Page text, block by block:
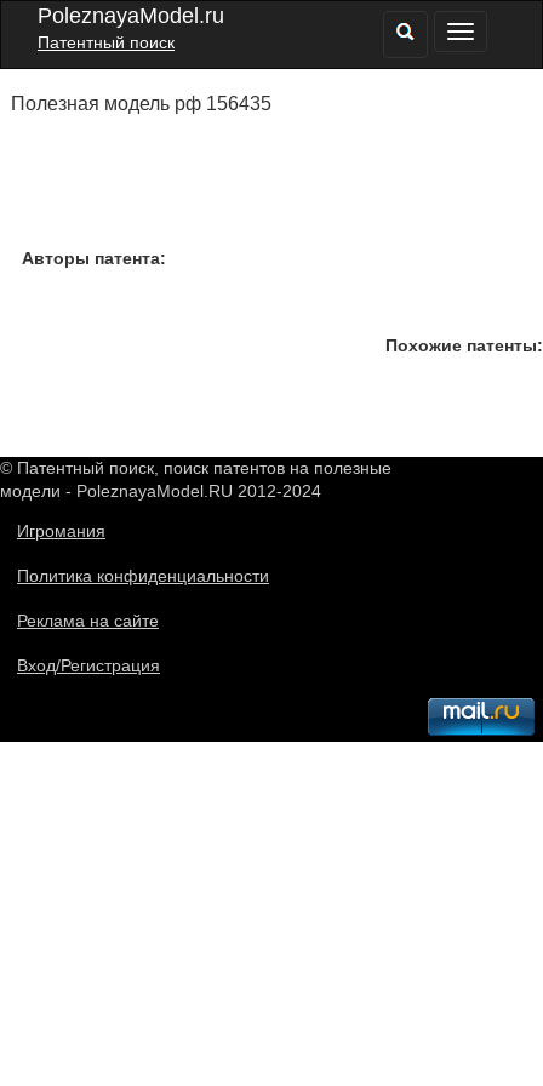
PoleznayaModel.ru
Патентный поиск
Полезная модель рф 156435
Авторы патента:
Похожие патенты:
© Патентный поиск, поиск патентов на полезные
модели - PoleznayaModel.RU 2012-2024
Игромания
Политика конфиденциальности
Реклама на сайте
Вход/Регистрация